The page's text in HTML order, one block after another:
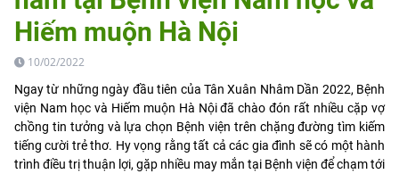
Hiếm muộn Hà Nội
10/02/2022
Ngay từ những ngày đầu tiên của Tân Xuân Nhâm Dần 2022, Bệnh
viện Nam học và Hiếm muộn Hà Nội đã chào đón rất nhiều cặp vợ
chồng tin tưởng và lựa chọn Bệnh viện trên chặng đường tìm kiếm
tiếng cười trẻ thơ. Hy vọng rằng tất cả các gia đình sẽ có một hành
trình điều trị thuận lợi, gặp nhiều may mắn tại Bệnh viện để chạm tới